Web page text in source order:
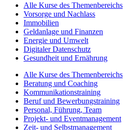
Alle Kurse des Themenbereichs
Vorsorge und Nachlass
Immobilien
Geldanlage und Finanzen
Energie und Umwelt
Digitaler Datenschutz
Gesundheit und Ernährung
Alle Kurse des Themenbereichs
Beratung und Coaching
Kommunikationstraining
Beruf und Bewerbungstraining
Personal, Führung, Team
Projekt- und Eventmanagement
Zeit- und Selbstmanagement